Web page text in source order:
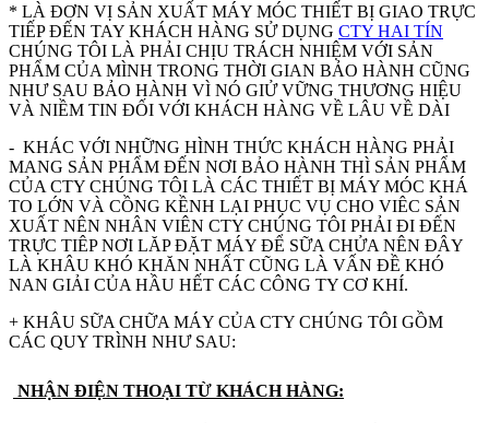
* LÀ ĐƠN VỊ SẢN XUẤT MÁY MÓC THIẾT BỊ GIAO TRỰC
TIẾP ĐẾN TAY KHÁCH HÀNG SỬ DỤNG CTY HAI TÍN
CHÚNG TÔI LÀ PHẢI CHỊU TRÁCH NHIỆM VỚI SẢN
PHẨM CỦA MÌNH TRONG THỜI GIAN BẢO HÀNH CŨNG
NHƯ SAU BẢO HÀNH VÌ NÓ GIỬ VỮNG THƯƠNG HIỆU
VÀ NIỀM TIN ĐỐI VỚI KHÁCH HÀNG VỀ LÂU VỀ DÀI
- KHÁC VỚI NHỮNG HÌNH THỨC KHÁCH HÀNG PHẢI
MANG SẢN PHẨM ĐẾN NƠI BẢO HÀNH THÌ SẢN PHẨM
CỦA CTY CHÚNG TÔI LÀ CÁC THIẾT BỊ MÁY MÓC KHÁ
TO LỚN VÀ CỒNG KỀNH LẠI PHỤC VỤ CHO VIÊC SẢN
XUẤT NÊN NHÂN VIÊN CTY CHÚNG TÔI PHẢI ĐI ĐẾN
TRỰC TIÊP NƠI LĂP ĐẶT MÁY ĐỂ SỮA CHỬA NÊN ĐÂY
LÀ KHÂU KHÓ KHĂN NHẤT CŨNG LÀ VẤN ĐỀ KHÓ
NAN GIẢI CỦA HẦU HẾT CÁC CÔNG TY CƠ KHÍ.
+ KHÂU SỮA CHỮA MÁY CỦA CTY CHÚNG TÔI GỒM
CÁC QUY TRÌNH NHƯ SAU:
NHẬN ĐIỆN THOẠI TỪ KHÁCH HÀNG: